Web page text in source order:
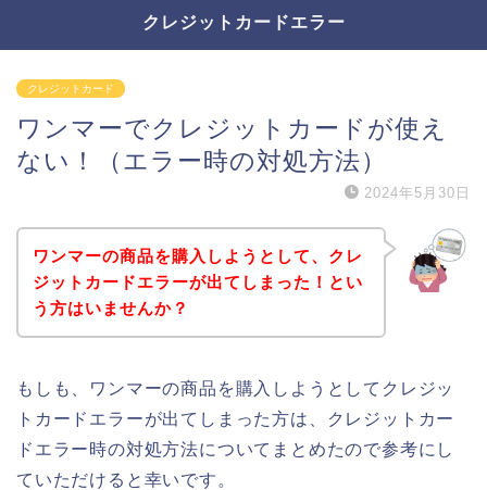
クレジットカードエラー
クレジットカード
ワンマーでクレジットカードが使え
ない！（エラー時の対処方法）
2024年5月30日
ワンマーの商品を購入しようとして、クレ
ジットカードエラーが出てしまった！とい
う方はいませんか？
もしも、ワンマーの商品を購入しようとしてクレジッ
トカードエラーが出てしまった方は、クレジットカー
ドエラー時の対処方法についてまとめたので参考にし
ていただけると幸いです。